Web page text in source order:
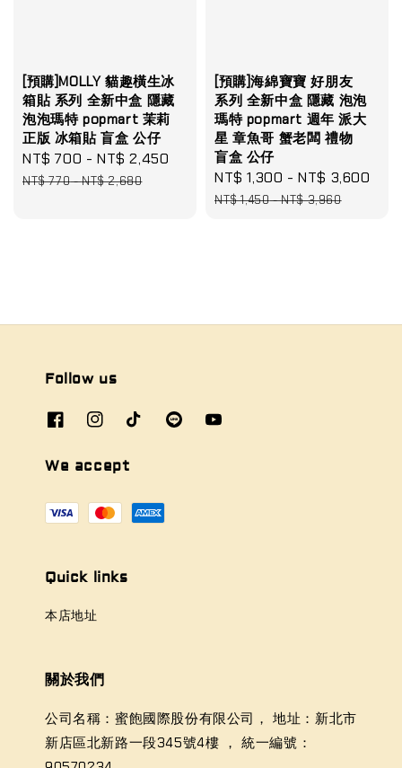
[預購]MOLLY 貓趣橫生冰
箱貼 系列 全新中盒 隱藏
泡泡瑪特 popmart 茉莉
正版 冰箱貼 盲盒 公仔
Sale
price
NT$ 700 -NT$ 2,450
Regular
NT$ 770-NT$ 2,680
[預購]海綿寶寶 好朋友
系列 全新中盒 隱藏 泡泡
瑪特 popmart 週年 派大
星 章魚哥 蟹老闆 禮物
盲盒 公仔
Sale
price
NT$ 1,300 -NT$ 3,600
NT$ 1,450-NT$ 3,960
Follow us
We accept
Quick links
本店地址
關於我們
公司名稱：蜜飽國際股份有限公司， 地址：新北市
新店區北新路一段345號4樓 ， 統一編號：